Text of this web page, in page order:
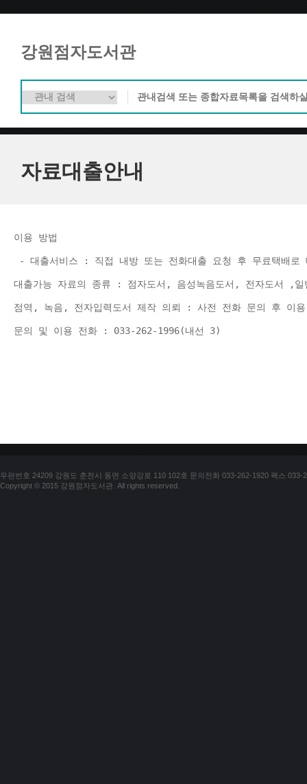
강원점자도서관
자료대출안내
이용 방법
- 대출서비스 : 직접 내방 또는 전화대출 요청 후 무료택배
대출가능 자료의 종류 : 점자도서, 음성녹음도서, 전자도서 ,
점역, 녹음, 전자입력도서 제작 의뢰 : 사전 전화 문의 후 이
문의 및 이용 전화 : 033-262-1996(내선 3)
우편번호 24209 강원도 춘천시 동면 소양강로 110 102호 문의전화 033-262-1920 팩스 033-
Copyright © 2015 강원점자도서관. All rights reserved.